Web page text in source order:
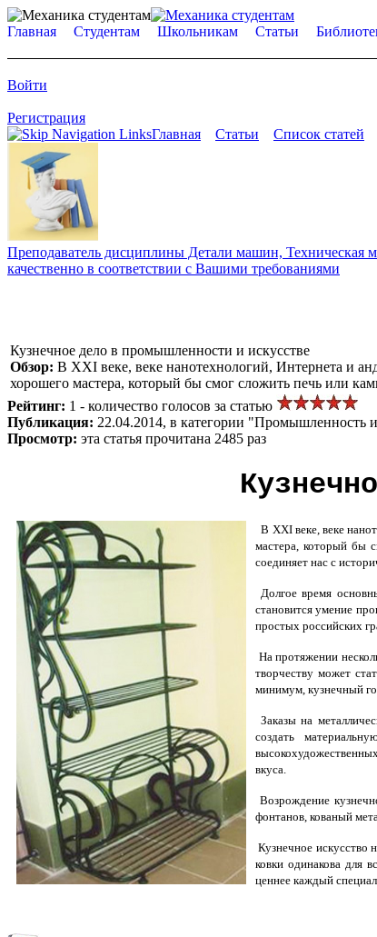
Главная Студентам Школьникам Статьи
Войти
Регистрация
Главная
Статьи Список статей
Преподаватель дисциплины Детали машин, Техническая
качественно в соответствии с Вашими требованиями
Кузнечное дело в промышленности и искусстве
Обзор: В XXI веке, веке нанотехнологий, Интернета и
хорошего мастера, который бы смог сложить печь или
Рейтинг: 1 - количество голосов за статью
Публикация: 22.04.2014, в категории "Промышленность
Просмотр: эта статья прочитана 2485 раз
В XXI веке, веке
мастера, который бы
соединяет нас с
Долгое время
становится умение
простых российских
На протяжении
творчеству может
минимум, кузнечный
Заказы на
создать
вкуса.
Возрождение
фонтанов, кованый
Кузнечное искусство
ковки одинакова для
ценнее каждый